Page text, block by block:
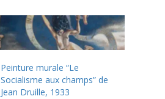
Peinture murale “Le
Socialisme aux champs” de
Jean Druille, 1933